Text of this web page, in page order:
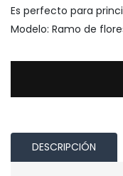
Es perfecto para
Modelo: Ramo de
DESCRIPCIÓN